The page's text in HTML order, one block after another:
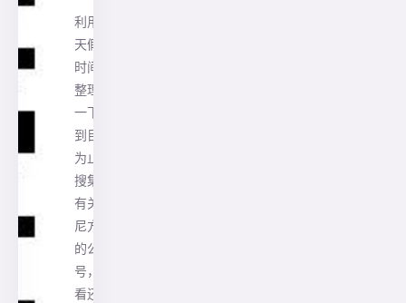
利用几
天假期
时间，
整理了
一下我
到目前
为止所
搜集的
有关印
尼方面
的公众
号，一
看还不